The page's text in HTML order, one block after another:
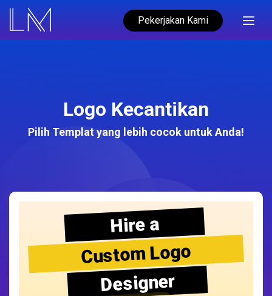
Pekerjakan Kami
Logo Kecantikan
Pilih Templat yang lebih cocok untuk Anda!
Hire a
Custom Logo
Designer